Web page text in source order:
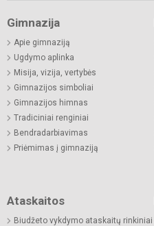
Gimnazija
Apie gimnaziją
Ugdymo aplinka
Misija, vizija, vertybės
Gimnazijos simboliai
Gimnazijos himnas
Tradiciniai renginiai
Bendradarbiavimas
Priėmimas į gimnaziją
Ataskaitos
Biudžeto vykdymo ataskaitų rinkiniai